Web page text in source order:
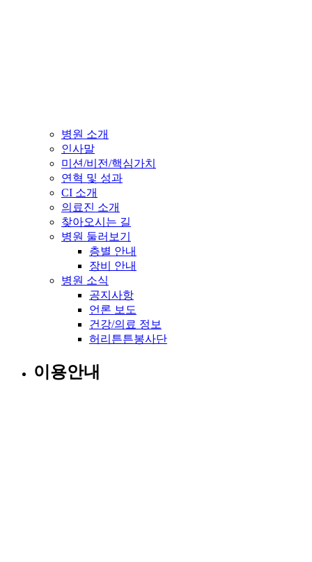
병원 소개
인사말
미션/비전/핵심가치
연혁 및 성과
CI 소개
의료진 소개
찾아오시는 길
병원 둘러보기
층별 안내
장비 안내
병원 소식
공지사항
언론 보도
건강/의료 정보
허리튼튼봉사단
이용안내